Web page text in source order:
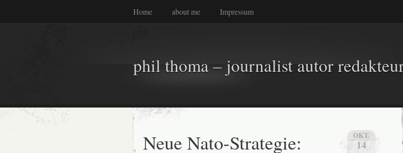
Home about me Impressum
phil thoma – journalist autor
OKT.
14
Neue Nato-Strategie: